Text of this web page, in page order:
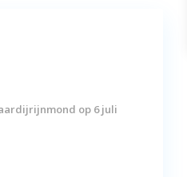
op 6 juli